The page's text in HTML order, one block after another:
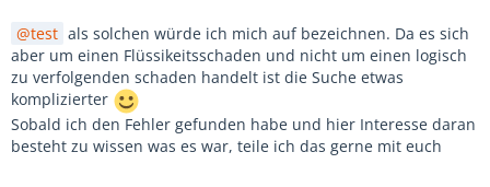
test als solchen würde ich mich auf bezeichnen. Da es sich
aber um einen Flüssikeitsschaden und nicht um einen logisch
zu verfolgenden schaden handelt ist die Suche etwas
komplizierter
Sobald ich den Fehler gefunden habe und hier Interesse daran
besteht zu wissen was es war, teile ich das gerne mit euch